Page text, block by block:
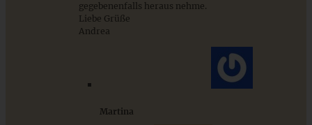
Kürbis-Cheesecake mit Salzkaramell – salted caramel
gegebenenfalls heraus nehme.
Liebe Grüße
Andrea
Martina